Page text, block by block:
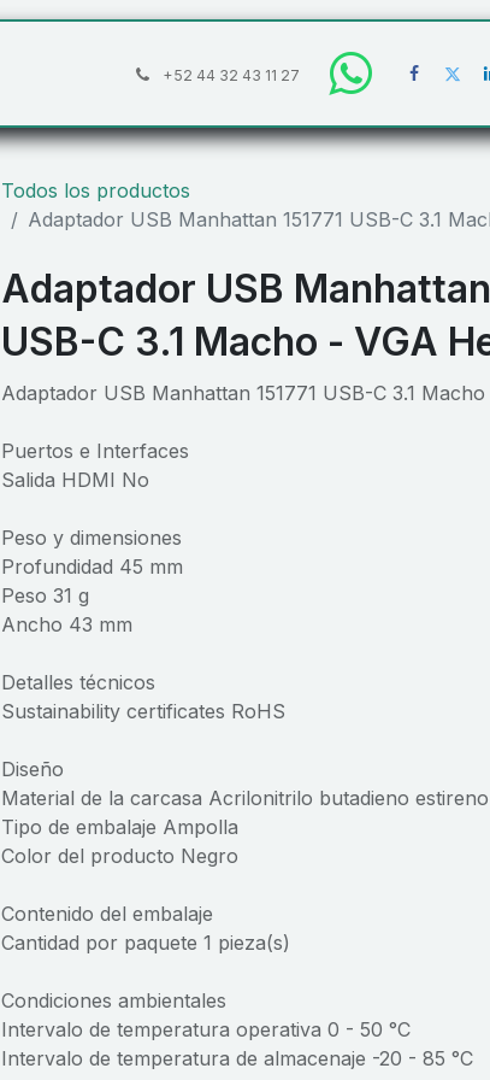
+52 44 32 43 11 27
Todos los productos
Adaptador USB Manhattan 151771 USB-C 3.1
Adaptador USB Manhattan
USB-C 3.1 Macho - VGA
Adaptador USB Manhattan 151771 USB-C 3.1
Puertos e Interfaces
Salida HDMI No
Peso y dimensiones
Profundidad 45 mm
Peso 31 g
Ancho 43 mm
Detalles técnicos
Sustainability certificates RoHS
Diseño
Material de la carcasa Acrilonitrilo butadieno
Tipo de embalaje Ampolla
Color del producto Negro
Contenido del embalaje
Cantidad por paquete 1 pieza(s)
Condiciones ambientales
Intervalo de temperatura operativa 0 - 50 °C
Intervalo de temperatura de almacenaje -20 - 85 °C